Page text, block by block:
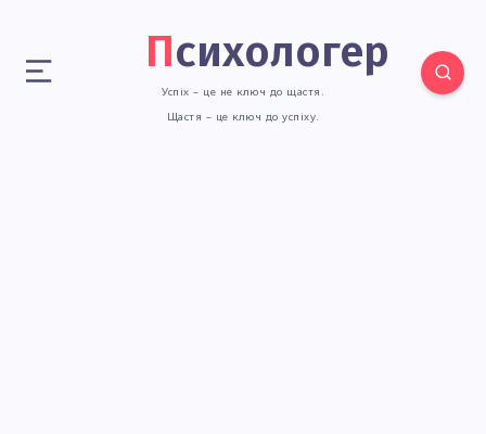
Психологер
Успіх – це не ключ до щастя.
Щастя – це ключ до успіху.